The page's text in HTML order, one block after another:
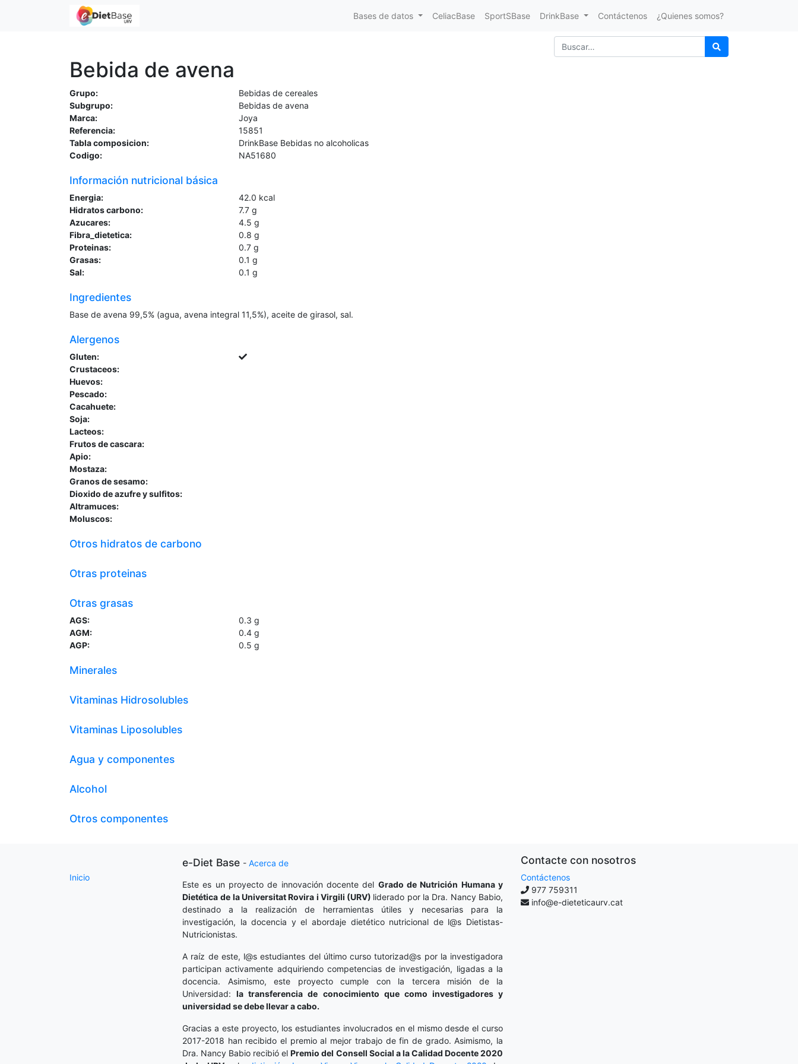
Bases de datos CeliacBase SportSBase DrinkBase Contáctenos ¿Quienes somos?
Bebida de avena
Grupo:
Bebidas de cereales
Subgrupo:
Bebidas de avena
Marca:
Joya
Referencia:
15851
Tabla composicion:
DrinkBase Bebidas no alcoholicas
Codigo:
NA51680
Información nutricional básica
Energia: 42.0 kcal
Hidratos carbono:
7.7 g
Azucares:
4.5 g
Fibra_dietetica:
0.8 g
Proteinas:
0.7 g
Grasas:
0.1 g
Sal:
0.1 g
Ingredientes
Base de avena 99,5% (agua, avena integral 11,5%), aceite de girasol, sal.
Alergenos
Gluten:
Crustaceos:
Huevos:
Pescado:
Cacahuete:
Soja:
Lacteos:
Frutos de cascara:
Apio:
Mostaza:
Granos de sesamo:
Dioxido de azufre y sulfitos:
Altramuces:
Moluscos:
Otros hidratos de carbono
Otras proteinas
Otras grasas
AGS: 0.3 g
AGM:
0.4 g
AGP:
0.5 g
Minerales
Vitaminas Hidrosolubles
Vitaminas Liposolubles
Agua y componentes
Alcohol
Otros componentes
Inicio
e-Diet Base - Acerca de
Este es un proyecto de innovación docente del Grado de Nutrición Humana y
Dietética de la Universitat Rovira i Virgili (URV) liderado por la Dra. Nancy Babio,
destinado a la realización de herramientas útiles y necesarias para la
investigación, la docencia y el abordaje dietético nutricional de l@s Dietistas-
Nutricionistas.
A raíz de este, l@s estudiantes del último curso tutorizad@s por la investigadora
participan activamente adquiriendo competencias de investigación, ligadas a la
docencia. Asimismo, este proyecto cumple con la tercera misión de la
Universidad:la transferencia de conocimiento que como investigadores y
universidad se debe llevar a cabo.
Gracias a este proyecto, los estudiantes involucrados en el mismo desde el curso
2017-2018 han recibido el premio al mejor trabajo de fin de grado. Asimismo, la
Dra. Nancy Babio recibió elPremio del Consell Social a la Calidad Docente 2020
Contacte con nosotros
Contáctenos
977 759311
info@e-dieteticaurv.cat